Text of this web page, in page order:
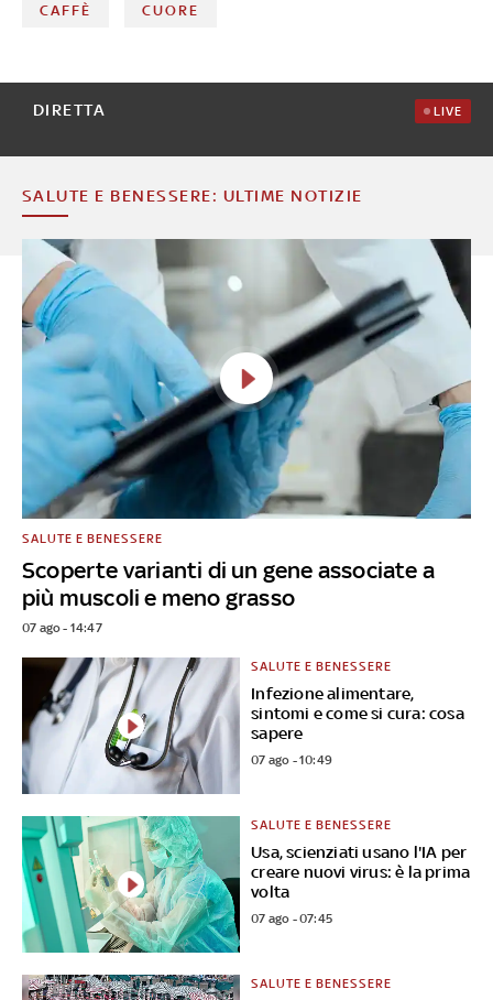
CAFFÈ CUORE
DIRETTA LIVE
SALUTE E BENESSERE: ULTIME NOTIZIE
Scoperte varianti di un gene associate a
più muscoli e meno grasso
SALUTE E BENESSERE
07 ago - 14:47
Infezione alimentare,
sintomi e come si cura: cosa
sapere
SALUTE E BENESSERE
07 ago - 10:49
Usa, scienziati usano l'IA per
creare nuovi virus: è la prima
volta
SALUTE E BENESSERE
07 ago - 07:45
SALUTE E BENESSERE